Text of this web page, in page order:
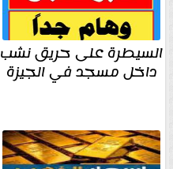
السيطرة على حريق نشب
داخل مسجد في الجيزة